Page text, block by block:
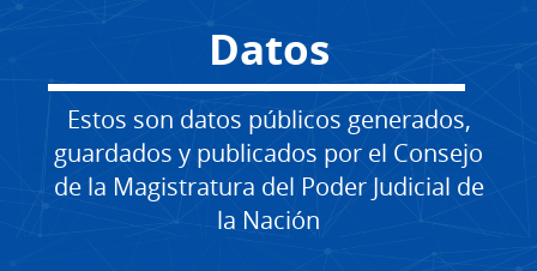
Datos
Estos son datos públicos generados,
guardados y publicados por el Consejo
de la Magistratura del Poder Judicial de
la Nación